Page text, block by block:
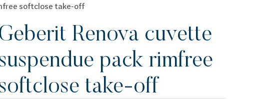
softclose take-off
Renova cuvette
pack rimfree
take-off